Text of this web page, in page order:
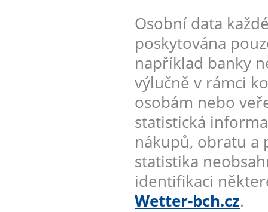
Osobní data
poskytována
například banky
výlučně v rámci
osobám nebo
statistická
nákupů, obratu a
statistika
identifikaci
Wetter-bch.cz.